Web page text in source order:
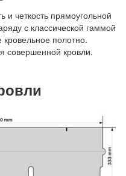
и четкость прямоугольной
с классической гаммой
полотно.
совершенной кровли.